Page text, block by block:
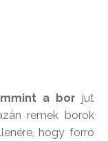
a bor jut
remek borok
hogy forró